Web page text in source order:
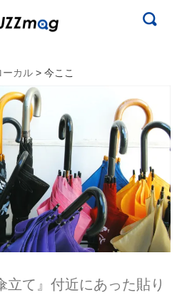
ーカル > 今ここ
立て』付近にあった貼り